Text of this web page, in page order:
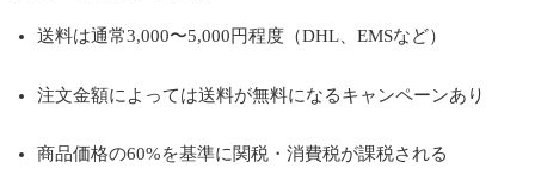
送料は通常3,000〜5,000円程度（DHL、EMSなど）
注文金額によっては送料が無料になるキャンペーンあり
商品価格の60%を基準に関税・消費税が課税される